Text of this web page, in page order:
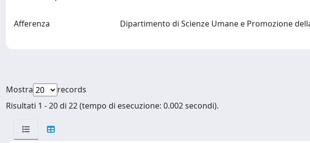
Afferenza Dipartimento di Scienze Umane e Promozione
Mostra
records
Risultati 1 - 20 di 22 (tempo di esecuzione: 0.002 secondi).